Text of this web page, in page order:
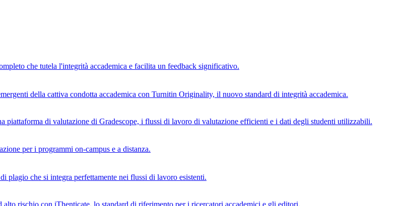
che tutela l'integrità accademica e facilita un feedback significativo.
della cattiva condotta accademica con Turnitin Originality, il nuovo standard di integrità accademica.
piattaforma di valutazione di Gradescope, i flussi di lavoro di valutazione efficienti e i dati degli studenti utilizzabili.
per i programmi on-campus e a distanza.
che si integra perfettamente nei flussi di lavoro esistenti.
rischio con iThenticate, lo standard di riferimento per i ricercatori accademici e gli editori.